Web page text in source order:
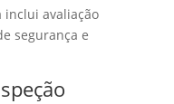
inclui avaliação
segurança e